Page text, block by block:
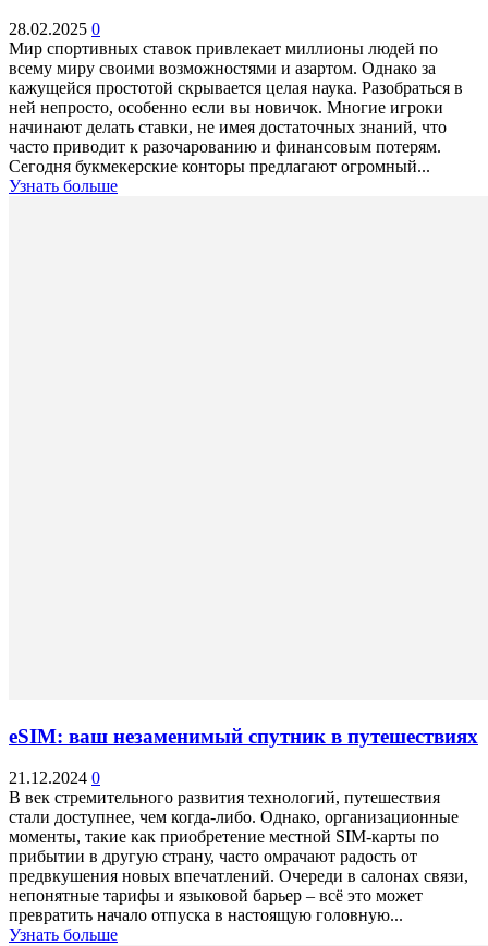
28.02.2025 0
Мир спортивных ставок привлекает миллионы людей по
всему миру своими возможностями и азартом. Однако за
кажущейся простотой скрывается целая наука. Разобраться в
ней непросто, особенно если вы новичок. Многие игроки
начинают делать ставки, не имея достаточных знаний, что
часто приводит к разочарованию и финансовым потерям.
Сегодня букмекерские конторы предлагают огромный...
Узнать больше
eSIM: ваш незаменимый спутник в путешествиях
21.12.2024 0
В век стремительного развития технологий, путешествия
стали доступнее, чем когда-либо. Однако, организационные
моменты, такие как приобретение местной SIM-карты по
прибытии в другую страну, часто омрачают радость от
предвкушения новых впечатлений. Очереди в салонах связи,
непонятные тарифы и языковой барьер – всё это может
превратить начало отпуска в настоящую головную...
Узнать больше